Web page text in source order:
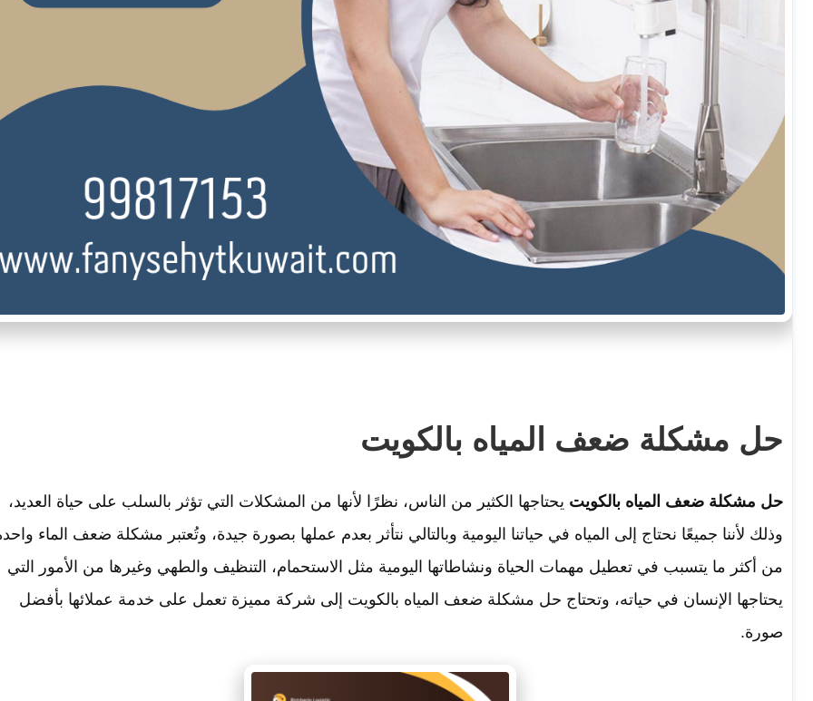
حل مشكلة ضعف المياه بالكويت
حل مشكلة ضعف المياه بالكويت يحتاجها الكثير من الناس، نظرًا لأنها من المشكلات التي تؤثر بالسلب على حياة العديد،
وذلك لأننا جميعًا نحتاج إلى المياه في حياتنا اليومية وبالتالي نتأثر بعدم عملها بصورة جيدة، وتُعتبر مشكلة ضعف الماء
من أكثر ما يتسبب في تعطيل مهمات الحياة ونشاطاتها اليومية مثل الاستحمام، التنظيف والطهي وغيرها من الأمور التي
يحتاجها الإنسان في حياته، وتحتاج حل مشكلة ضعف المياه بالكويت إلى شركة مميزة تعمل على خدمة عملائها بأفضل
صورة.